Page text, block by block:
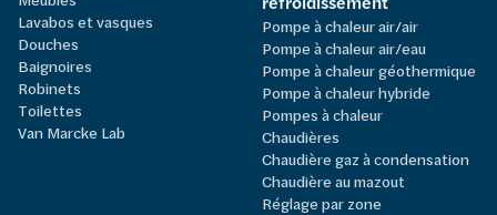
Lavabos et vasques
Douches
Baignoires
Robinets
Toilettes
Van Marcke Lab
Pompe à chaleur air/air
Pompe à chaleur air/eau
Pompe à chaleur géothermique
Pompe à chaleur hybride
Pompes à chaleur
Chaudières
Chaudière gaz à condensation
Chaudière au mazout
Réglage par zone